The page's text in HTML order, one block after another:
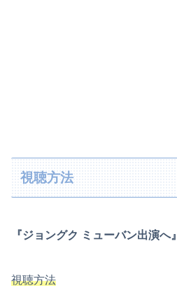
視聴方法
『ジョングク ミューバン出演へ』
視聴方法